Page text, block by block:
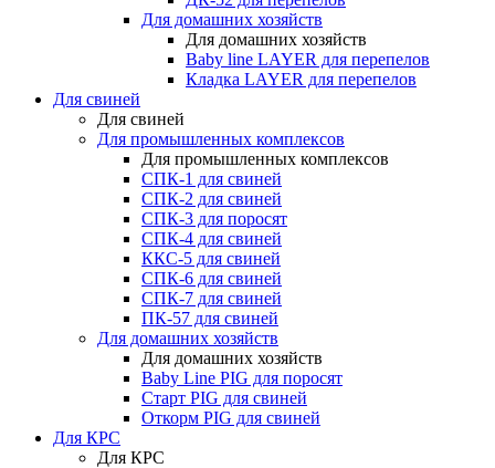
Для домашних хозяйств
Для домашних хозяйств
Baby line LAYER для перепелов
Кладка LAYER для перепелов
Для свиней
Для свиней
Для промышленных комплексов
Для промышленных комплексов
СПК-1 для свиней
СПК-2 для свиней
СПК-3 для поросят
СПК-4 для свиней
ККС-5 для свиней
СПК-6 для свиней
СПК-7 для свиней
ПК-57 для свиней
Для домашних хозяйств
Для домашних хозяйств
Baby Line PIG для поросят
Старт PIG для свиней
Откорм PIG для свиней
Для КРС
Для КРС